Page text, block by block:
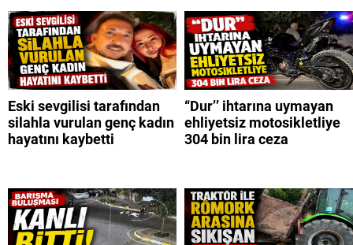
Eski sevgilisi tarafından
silahla vurulan genç kadın
hayatını kaybetti
“Dur’’ ihtarına uymayan
ehliyetsiz motosikletliye
304 bin lira ceza